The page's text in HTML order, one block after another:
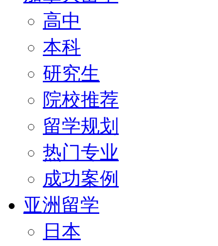
高中
本科
研究生
院校推荐
留学规划
热门专业
成功案例
亚洲留学
日本